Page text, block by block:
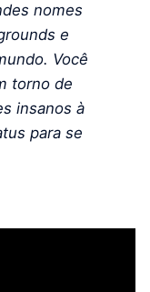
nomes
e
Você
torno de
insanos à
para se